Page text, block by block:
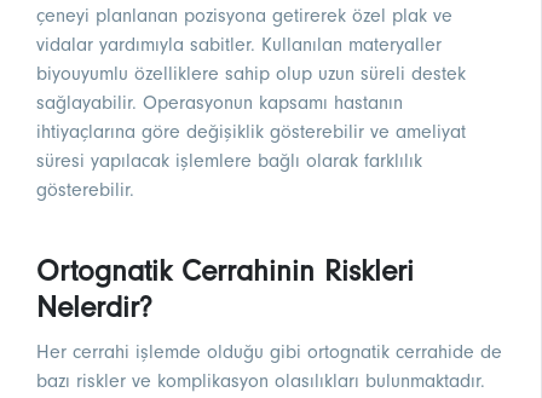
çeneyi planlanan pozisyona getirerek özel plak ve
vidalar yardımıyla sabitler. Kullanılan materyaller
biyouyumlu özelliklere sahip olup uzun süreli destek
sağlayabilir. Operasyonun kapsamı hastanın
ihtiyaçlarına göre değişiklik gösterebilir ve ameliyat
süresi yapılacak işlemlere bağlı olarak farklılık
gösterebilir.
Ortognatik Cerrahinin Riskleri
Nelerdir?
Her cerrahi işlemde olduğu gibi ortognatik cerrahide de
bazı riskler ve komplikasyon olasılıkları bulunmaktadır.